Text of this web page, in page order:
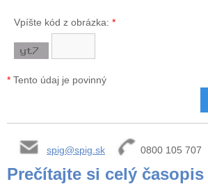
Vpíšte kód z obrázka: *
* Tento údaj je povinný
spig@spig.sk 0800 105 707
Prečítajte si celý časopis